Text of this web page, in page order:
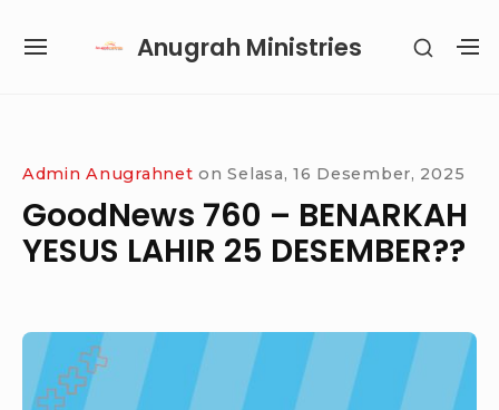
Anugrah Ministries
SITE
SHOW
Admin Anugrahnet on Selasa, 16 Desember, 2025
GoodNews 760 – BENARKAH
YESUS LAHIR 25 DESEMBER??